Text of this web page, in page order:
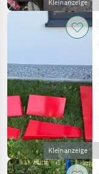
Kleinanzeige
Kleinanzeige